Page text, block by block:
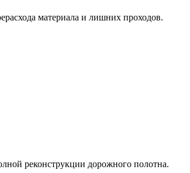
материала и лишних проходов.
реконструкции дорожного полотна.